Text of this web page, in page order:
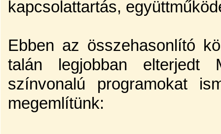
kapcsolattartás,
Ebben az összehasonlító
talán legjobban elterjedt
színvonalú programokat
megemlítünk: